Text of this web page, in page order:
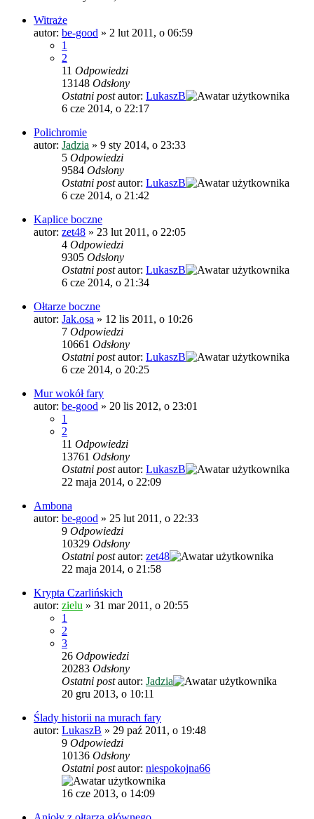
Witraże
autor: be-good » 2 lut 2011, o 06:59
1
2
11 Odpowiedzi
13148 Odsłony
Ostatni postautor: LukaszB
6 cze 2014, o 22:17
Polichromie
autor: Jadzia » 9 sty 2014, o 23:33
5 Odpowiedzi
9584 Odsłony
Ostatni postautor: LukaszB
6 cze 2014, o 21:42
Kaplice boczne
autor: zet48 » 23 lut 2011, o 22:05
4 Odpowiedzi
9305 Odsłony
Ostatni postautor: LukaszB
6 cze 2014, o 21:34
Ołtarze boczne
autor: Jak.osa » 12 lis 2011, o 10:26
7 Odpowiedzi
10661 Odsłony
Ostatni postautor: LukaszB
6 cze 2014, o 20:25
Mur wokół fary
autor: be-good » 20 lis 2012, o 23:01
1
2
11 Odpowiedzi
13761 Odsłony
Ostatni postautor: LukaszB
22 maja 2014, o 22:09
Ambona
autor: be-good » 25 lut 2011, o 22:33
9 Odpowiedzi
10329 Odsłony
Ostatni postautor: zet48
22 maja 2014, o 21:58
Krypta Czarlińskich
autor: zielu » 31 mar 2011, o 20:55
1
2
3
26 Odpowiedzi
20283 Odsłony
Ostatni postautor: Jadzia
20 gru 2013, o 10:11
Ślady historii na murach fary
autor: LukaszB » 29 paź 2011, o 19:48
9 Odpowiedzi
10136 Odsłony
Ostatni postautor: niespokojna66
16 cze 2013, o 14:09